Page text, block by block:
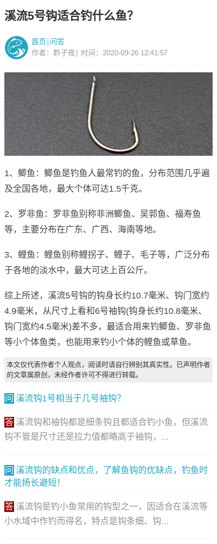
溪流5号钩适合钓什么鱼？
首页 | 问答
作者：黔子夜 | 时间：2020-09-26 12:41:57
1、鲫鱼：鲫鱼是钓鱼人最常钓的鱼，分布范围几乎遍
及全国各地，最大个体可达1.5千克。
2、罗非鱼：罗非鱼别称非洲鲫鱼、吴郭鱼、福寿鱼
等，主要分布在广东、广西、海南等地。
3、鲤鱼：鲤鱼别称鲤拐子、鲤子、毛子等，广泛分布
于各地的淡水中，最大可达上百公斤。
综上所述，溪流5号钩的钩身长约10.7毫米、钩门宽约
4.9毫米，从尺寸上看和6号袖钩(钩身长约10.8毫米、
钩门宽约4.5毫米)差不多，最适合用来钓鲫鱼、罗非鱼
等小个体鱼类，也能用来钓小个体的鲤鱼或草鱼。
本文仅代表作者个人观点，阅读时请自行辨别其真实性。已声明作者
的文章属原创，未经作者许可不得进行转载。
问 溪流钩1号相当于几号袖钩？
答 溪流钩和袖钩都是细条钩且都适合钓小鱼，但溪流
钩不管是尺寸还是拉力值都略高于袖钩，...
问 溪流钩的缺点和优点，了解鱼钩的优缺点，钓鱼时
才能扬长避短！
答 溪流钩是钓小鱼常用的钩型之一，因适合在溪流等
小水域中作钓而得名，特点是钩条细、钩...